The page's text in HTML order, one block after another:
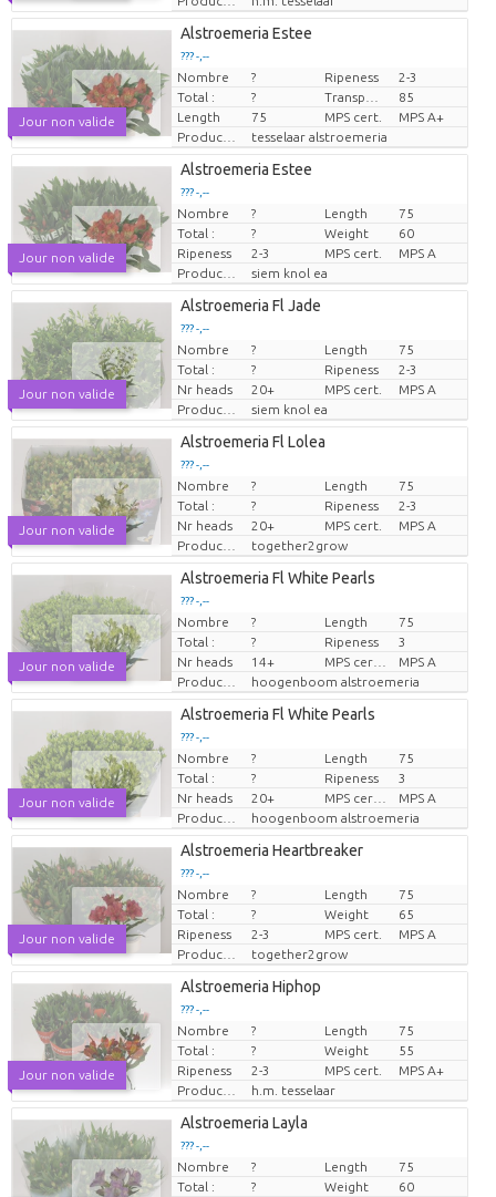
Jour non valide
Alstroemeria Estee
??? -,--
Prix par pièce
Nombre ? Ripeness
2-3
Total :
?
85
Length
75 MPS cert.
MPS A+
Producteur
tesselaar alstroemeria
Jour non valide
Alstroemeria Estee
??? -,--
Prix par pièce
Nombre ? Length
75
Total :
? Weight
60
Ripeness
2-3 MPS cert.
MPS A
Producteur
siem knol ea
Jour non valide
Alstroemeria Fl Jade
??? -,--
Prix par pièce
Nombre ? Length
75
Total :
? Ripeness
2-3
Nr heads
20+ MPS cert.
MPS A
Producteur
siem knol ea
Jour non valide
Alstroemeria Fl Lolea
??? -,--
Prix par pièce
Nombre ? Length
75
Total :
? Ripeness
2-3
Nr heads
20+ MPS cert.
MPS A
Producteur
together2grow
Jour non valide
Alstroemeria Fl White Pearls
??? -,--
Prix par pièce
Nombre ? Length
75
Total :
? Ripeness
3
Nr heads
14+
MPS A
Producteur
hoogenboom alstroemeria
Jour non valide
Alstroemeria Fl White Pearls
??? -,--
Prix par pièce
Nombre ? Length
75
Total :
? Ripeness
3
Nr heads
20+
MPS A
Producteur
hoogenboom alstroemeria
Jour non valide
Alstroemeria Heartbreaker
??? -,--
Prix par pièce
Nombre ? Length
75
Total :
? Weight
65
Ripeness
2-3 MPS cert.
MPS A
Producteur
together2grow
Jour non valide
Alstroemeria Hiphop
??? -,--
Prix par pièce
Nombre ? Length
75
Total :
? Weight
55
Ripeness
2-3 MPS cert.
MPS A+
Producteur
h.m. tesselaar
Alstroemeria Layla
??? -,--
Prix par pièce
Nombre ? Length
75
Total :
? Weight
60